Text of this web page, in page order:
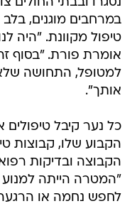
נסגרו ובבתי
במרחבים מוגנים, בלב
טיפול מקוונת. "היה
אומרת פורת. "בסוף
למטופל, התחושה שלא
אותך".
כל נער קיבל טיפולים
הקבוע שלו, קבוצות
הקבוצה ובדיקות
"המטרה הייתה למנוע
לחפש נחמה או